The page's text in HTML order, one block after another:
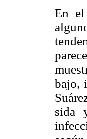
En el
bajo,
sida